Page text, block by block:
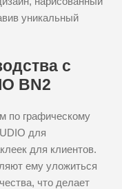
уникальный
с
BN2
по графическому
для
для клиентов.
ему уложиться
что делает